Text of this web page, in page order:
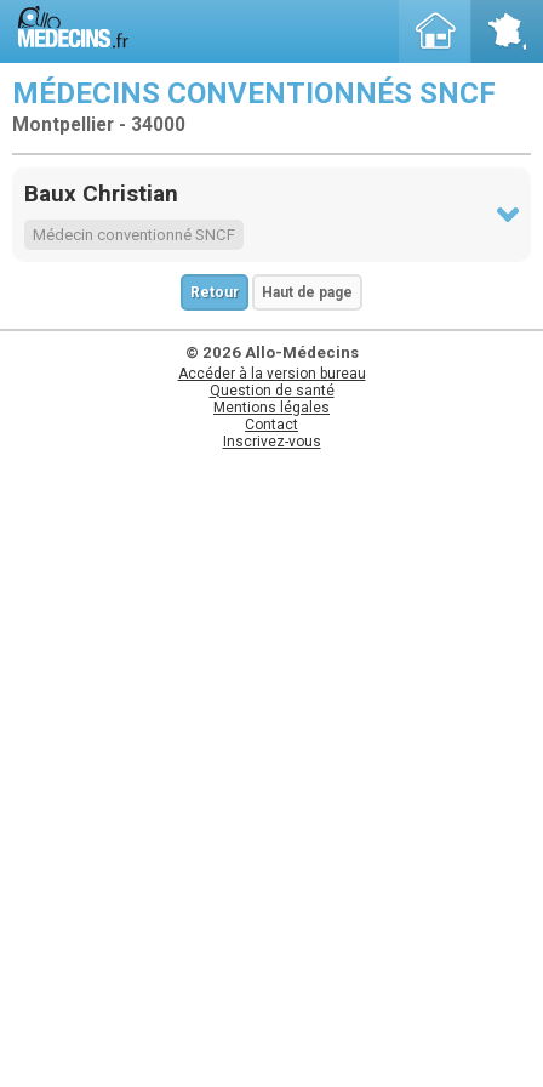
MÉDECINS CONVENTIONNÉS SNCF
Montpellier - 34000
Baux Christian
Médecin conventionné SNCF
Retour Haut de page
© 2026 Allo-Médecins
Accéder à la version bureau
Question de santé
Mentions légales
Contact
Inscrivez-vous